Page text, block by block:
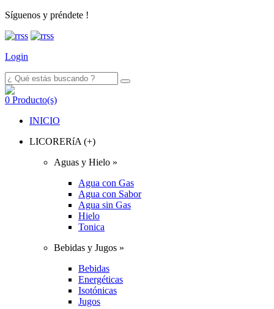
Síguenos y préndete !
Login
0 Producto(s)
INICIO
LICORERíA (+)
Aguas y Hielo »
Agua con Gas
Agua con Sabor
Agua sin Gas
Hielo
Tonica
Bebidas y Jugos »
Bebidas
Energéticas
Isotónicas
Jugos